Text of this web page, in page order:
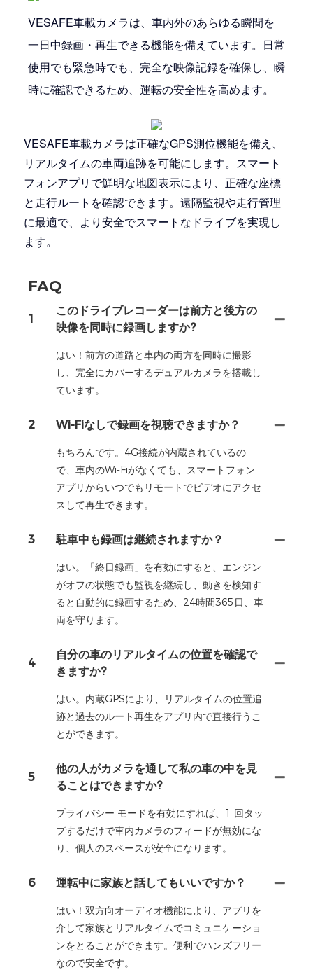
VESAFE車載カメラは、車内外のあらゆる瞬間を
一日中録画・再生できる機能を備えています。日常
使用でも緊急時でも、完全な映像記録を確保し、瞬
時に確認できるため、運転の安全性を高めます。
VESAFE車載カメラは正確なGPS測位機能を備え、
リアルタイムの車両追跡を可能にします。スマート
フォンアプリで鮮明な地図表示により、正確な座標
と走行ルートを確認できます。遠隔監視や走行管理
に最適で、より安全でスマートなドライブを実現し
ます。
FAQ
1
このドライブレコーダーは前方と後方の
映像を同時に録画しますか?
はい！前方の道路と車内の両方を同時に撮影
し、完全にカバーするデュアルカメラを搭載し
ています。
2 Wi-Fiなしで録画を視聴できますか？
もちろんです。4G接続が内蔵されているの
で、車内のWi-Fiがなくても、スマートフォン
アプリからいつでもリモートでビデオにアクセ
スして再生できます。
3 駐車中も録画は継続されますか？
はい。「終日録画」を有効にすると、エンジン
がオフの状態でも監視を継続し、動きを検知す
ると自動的に録画するため、24時間365日、車
両を守ります。
4
自分の車のリアルタイムの位置を確認で
きますか?
はい。内蔵GPSにより、リアルタイムの位置追
跡と過去のルート再生をアプリ内で直接行うこ
とができます。
5
他の人がカメラを通して私の車の中を見
ることはできますか?
プライバシー モードを有効にすれば、1 回タッ
プするだけで車内カメラのフィードが無効にな
り、個人のスペースが安全になります。
6 運転中に家族と話してもいいですか？
はい！双方向オーディオ機能により、アプリを
介して家族とリアルタイムでコミュニケーショ
ンをとることができます。便利でハンズフリー
なので安全です。